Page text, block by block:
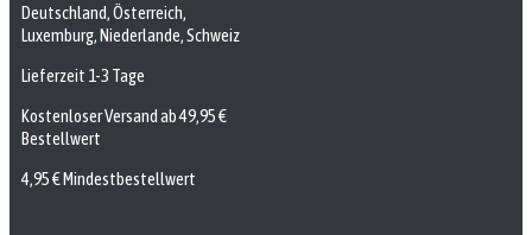
Deutschland, Österreich,
Luxemburg, Niederlande, Schweiz
Lieferzeit 1-3 Tage
Kostenloser Versand ab 49,95 €
Bestellwert
4,95 € Mindestbestellwert